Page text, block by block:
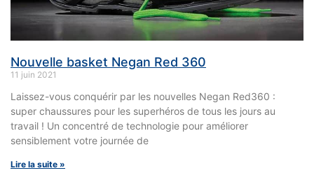
Nouvelle basket Negan Red 360
11 juin 2021
Laissez-vous conquérir par les nouvelles Negan Red360 :
super chaussures pour les superhéros de tous les jours au
travail ! Un concentré de technologie pour améliorer
sensiblement votre journée de
Lire la suite »